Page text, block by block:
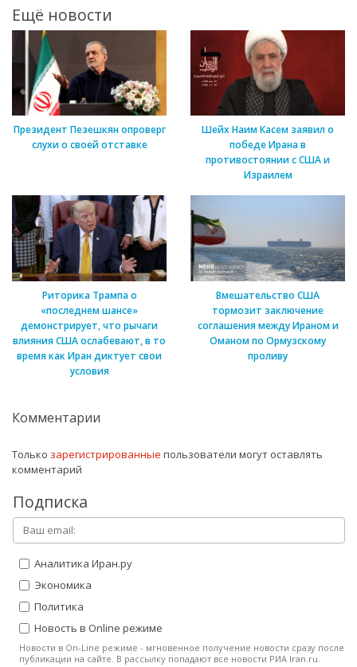
Ещё новости
Президент Пезешкян опроверг
слухи о своей отставке
Шейх Наим Касем заявил о
победе Ирана в
противостоянии с США и
Израилем
Риторика Трампа о
«последнем шансе»
демонстрирует, что рычаги
влияния США ослабевают, в то
время как Иран диктует свои
условия
Вмешательство США
тормозит заключение
соглашения между Ираном и
Оманом по Ормузскому
проливу
Комментарии
Только зарегистрированные пользователи могут оставлять
комментарий
Подписка
Аналитика Иран.ру
Экономика
Политика
Новость в Online режиме
Новости в On-Line режиме - мгновенное получение новости сразу после
публикации на сайте. В рассылку попадают все новости РИА Iran.ru.